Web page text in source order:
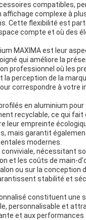
compatibles,
complexe à
Cette flexibilité est
compte et où des
MAXIMA est leur
qui améliore la
professionnel où les
perception de la
correspondre à votre
en aluminium
recyclable, ce qui
leur empreinte
mais garantit
modernes.
nécessitant
et les coûts de main-
ou sur la conception
stabilité et
constituent une
personnalisable et
et aux performances